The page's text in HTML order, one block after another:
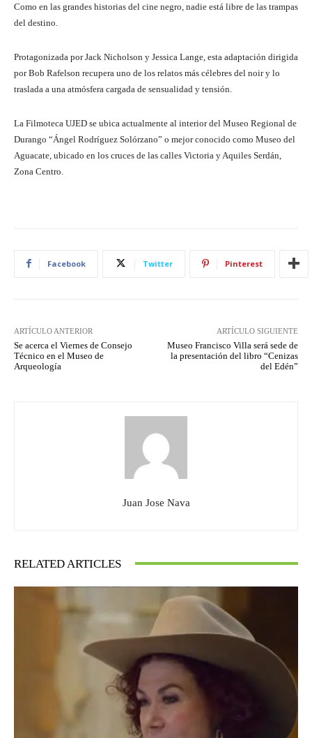
Como en las grandes historias del cine negro, nadie está libre de las trampas
del destino.
Protagonizada por Jack Nicholson y Jessica Lange, esta adaptación dirigida
por Bob Rafelson recupera uno de los relatos más célebres del noir y lo
traslada a una atmósfera cargada de sensualidad y tensión.
La Filmoteca UJED se ubica actualmente al interior del Museo Regional de
Durango “Ángel Rodríguez Solórzano” o mejor conocido como Museo del
Aguacate, ubicado en los cruces de las calles Victoria y Aquiles Serdán,
Zona Centro.
Facebook Twitter Pinterest
ARTÍCULO ANTERIOR
Se acerca el Viernes de Consejo
Técnico en el Museo de
Arqueología
ARTÍCULO SIGUIENTE
Museo Francisco Villa será sede de
la presentación del libro “Cenizas
del Edén”
Juan Jose Nava
RELATED ARTICLES